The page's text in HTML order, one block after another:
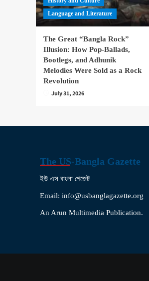
Language and Literature
The Great “Bangla Rock”
Illusion: How Pop-Ballads,
Bootlegs, and Adhunik
Melodies Were Sold as a Rock
Revolution
July 31, 2026
The US-Bangla Gazette
ইউ এস বাংলা গেজেট
Email: info@usbanglagazette.org
An Arun Multimedia Publication.